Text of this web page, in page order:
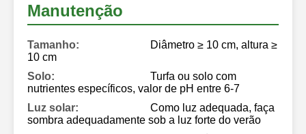
Manutenção
Tamanho:
Diâmetro ≥ 10 cm, altura ≥
10 cm
Solo:
Turfa ou solo com
nutrientes específicos, valor de pH entre 6-7
Luz solar:
Como luz adequada, faça
sombra adequadamente sob a luz forte do verão